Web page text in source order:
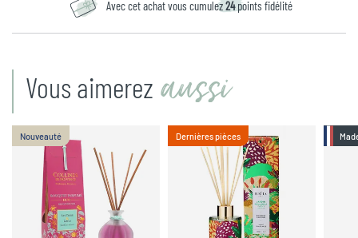
Avec cet achat vous cumulez24 points fidélité
Vous aimerez aussi
Nouveauté Dernières pièces